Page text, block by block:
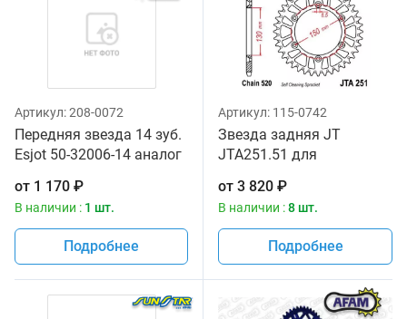
Артикул:208-0072
Передняя звезда 14 зуб.
Esjot 50-32006-14 аналог
от 1 170 ₽
В наличии : 1 шт.
Подробнее
Артикул: 115-0742
Звезда задняя JT
JTA251.51 для
от 3 820 ₽
В наличии :8 шт.
Подробнее